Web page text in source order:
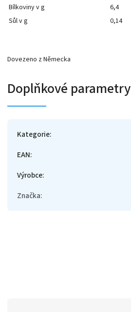
Bílkoviny v g
6,4
Sůl v g
0,14
Dovezeno z Německa
Doplňkové parametry
Kategorie:
EAN:
Výrobce:
Značka: